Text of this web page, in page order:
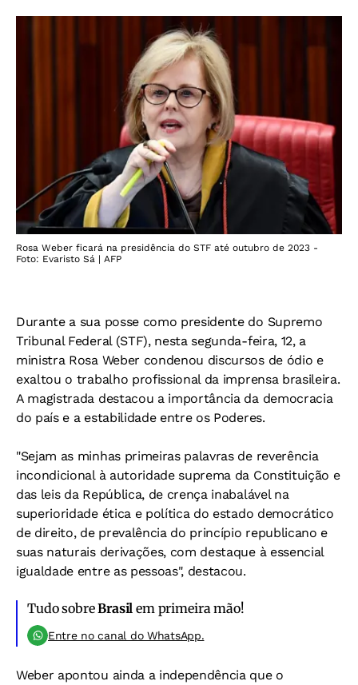
Rosa Weber ficará na presidência do STF até outubro de 2023 -
Foto: Evaristo Sá | AFP
Durante a sua posse como presidente do Supremo
Tribunal Federal (STF), nesta segunda-feira, 12, a
ministra Rosa Weber condenou discursos de ódio e
exaltou o trabalho profissional da imprensa brasileira.
A magistrada destacou a importância da democracia
do país e a estabilidade entre os Poderes.
"Sejam as minhas primeiras palavras de reverência
incondicional à autoridade suprema da Constituição e
das leis da República, de crença inabalável na
superioridade ética e política do estado democrático
de direito, de prevalência do princípio republicano e
suas naturais derivações, com destaque à essencial
igualdade entre as pessoas", destacou.
Tudo sobreBrasil em primeira mão!
Entre no canal do WhatsApp.
Weber apontou ainda a independência que o